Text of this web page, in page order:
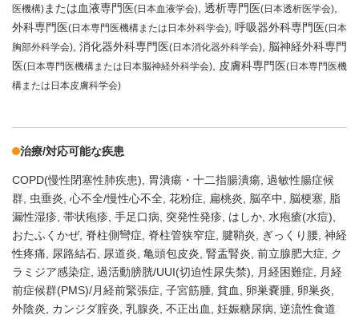
医機構)または血液専門医(日本血液学会) 透析専門医(日本透析医学会)
外科専門医(日本専門医機構または日本外科学会) 呼吸器外科専門医(日本
胸部外科学会) 消化器外科専門医(日本消化器外科学会)
脳神経外科専門
医(日本専門医機構または日本脳神経外科学会) 皮膚科専門医(日本専門医機
構または日本皮膚科学会)
治療/対応可能な疾患
COPD(慢性閉塞性肺疾患) 胃潰瘍・十二指腸潰瘍 過敏性腸症候
群 虫垂炎 心不全/慢性心不全 花粉症 扁桃炎 脳卒中 脳梗塞
脂
漏性湿疹 帯状疱疹 手足口病 突発性発疹 はしか 水疱瘡(水痘)
おたふくかぜ 脊柱側彎症 脊柱管狭窄症 腱鞘炎 ぎっくり腰 神経
性疼痛
尿路結石 尿道炎 亀頭包皮炎 腎盂腎炎 前立腺肥大症
ク
ラミジア感染症 過活動膀胱/UUI(切迫性尿失禁) 月経困難症
月経
前症候群(PMS)/月経前緊張症 子宮筋腫 貧血 卵巣嚢腫 卵巣炎
外陰炎
カンジダ腟炎 乳腺炎 不正出血 妊娠糖尿病 逆流性食道